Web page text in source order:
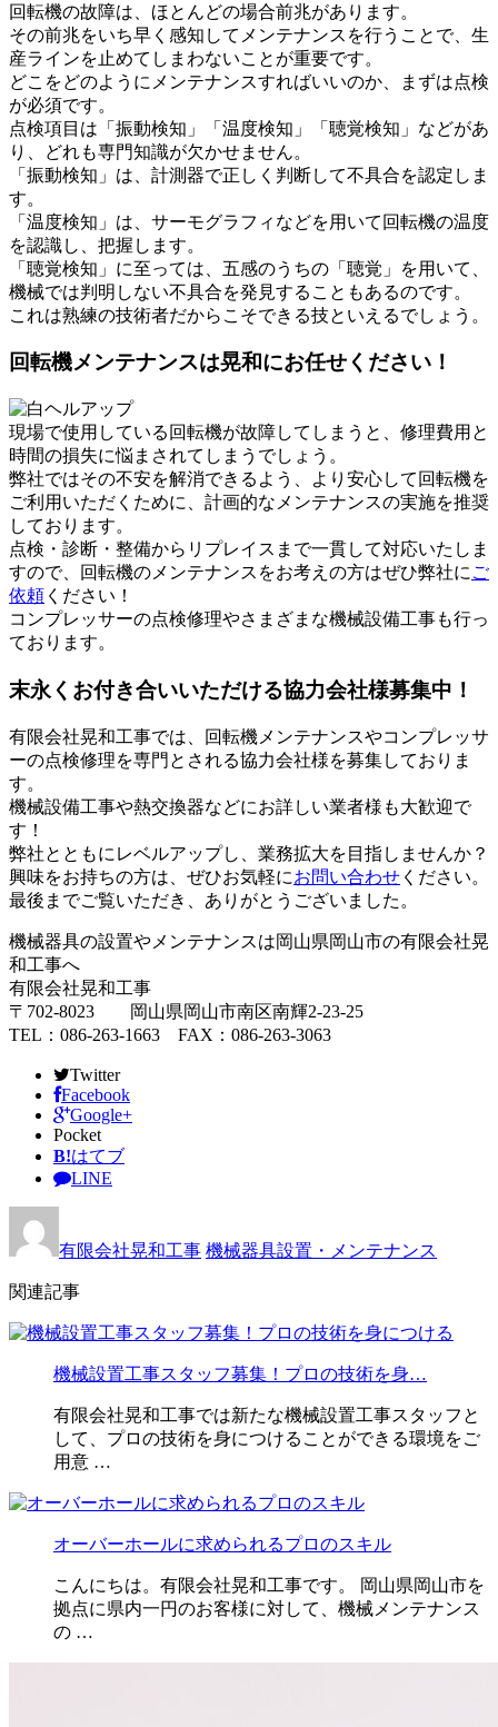
回転機の故障は、ほとんどの場合前兆があります。
その前兆をいち早く感知してメンテナンスを行うことで、生
産ラインを止めてしまわないことが重要です。
どこをどのようにメンテナンスすればいいのか、まずは点検
が必須です。
点検項目は「振動検知」「温度検知」「聴覚検知」などがあ
り、どれも専門知識が欠かせません。
「振動検知」は、計測器で正しく判断して不具合を認定しま
す。
「温度検知」は、サーモグラフィなどを用いて回転機の温度
を認識し、把握します。
「聴覚検知」に至っては、五感のうちの「聴覚」を用いて、
機械では判明しない不具合を発見することもあるのです。
これは熟練の技術者だからこそできる技といえるでしょう。
回転機メンテナンスは晃和にお任せください！
現場で使用している回転機が故障してしまうと、修理費用と
時間の損失に悩まされてしまうでしょう。
弊社ではその不安を解消できるよう、より安心して回転機を
ご利用いただくために、計画的なメンテナンスの実施を推奨
しております。
点検・診断・整備からリプレイスまで一貫して対応いたしま
すので、回転機のメンテナンスをお考えの方はぜひ弊社に ご
依頼 ください！
コンプレッサーの点検修理やさまざまな機械設備工事も行っ
ております。
末永くお付き合いいただける協力会社様募集中！
有限会社晃和工事では、回転機メンテナンスやコンプレッサ
ーの点検修理を専門とされる協力会社様を募集しておりま
す。
機械設備工事や熱交換器などにお詳しい業者様も大歓迎で
す！
弊社とともにレベルアップし、業務拡大を目指しませんか？
興味をお持ちの方は、ぜひお気軽にお問い合わせ ください。
最後までご覧いただき、ありがとうございました。
機械器具の設置やメンテナンスは岡山県岡山市の有限会社晃
和工事へ
有限会社晃和工事
〒702-8023 岡山県岡山市南区南輝2-23-25
TEL：086-263-1663 FAX：086-263-3063
Twitter
Facebook
Google+
Pocket
B!はてブ
LINE
有限会社晃和工事 機械器具設置・メンテナンス
関連記事
機械設置工事スタッフ募集！プロの技術を身…
有限会社晃和工事では新たな機械設置工事スタッフと
して、プロの技術を身につけることができる環境をご
用意 …
オーバーホールに求められるプロのスキル
こんにちは。有限会社晃和工事です。 岡山県岡山市を
拠点に県内一円のお客様に対して、機械メンテナンス
の …